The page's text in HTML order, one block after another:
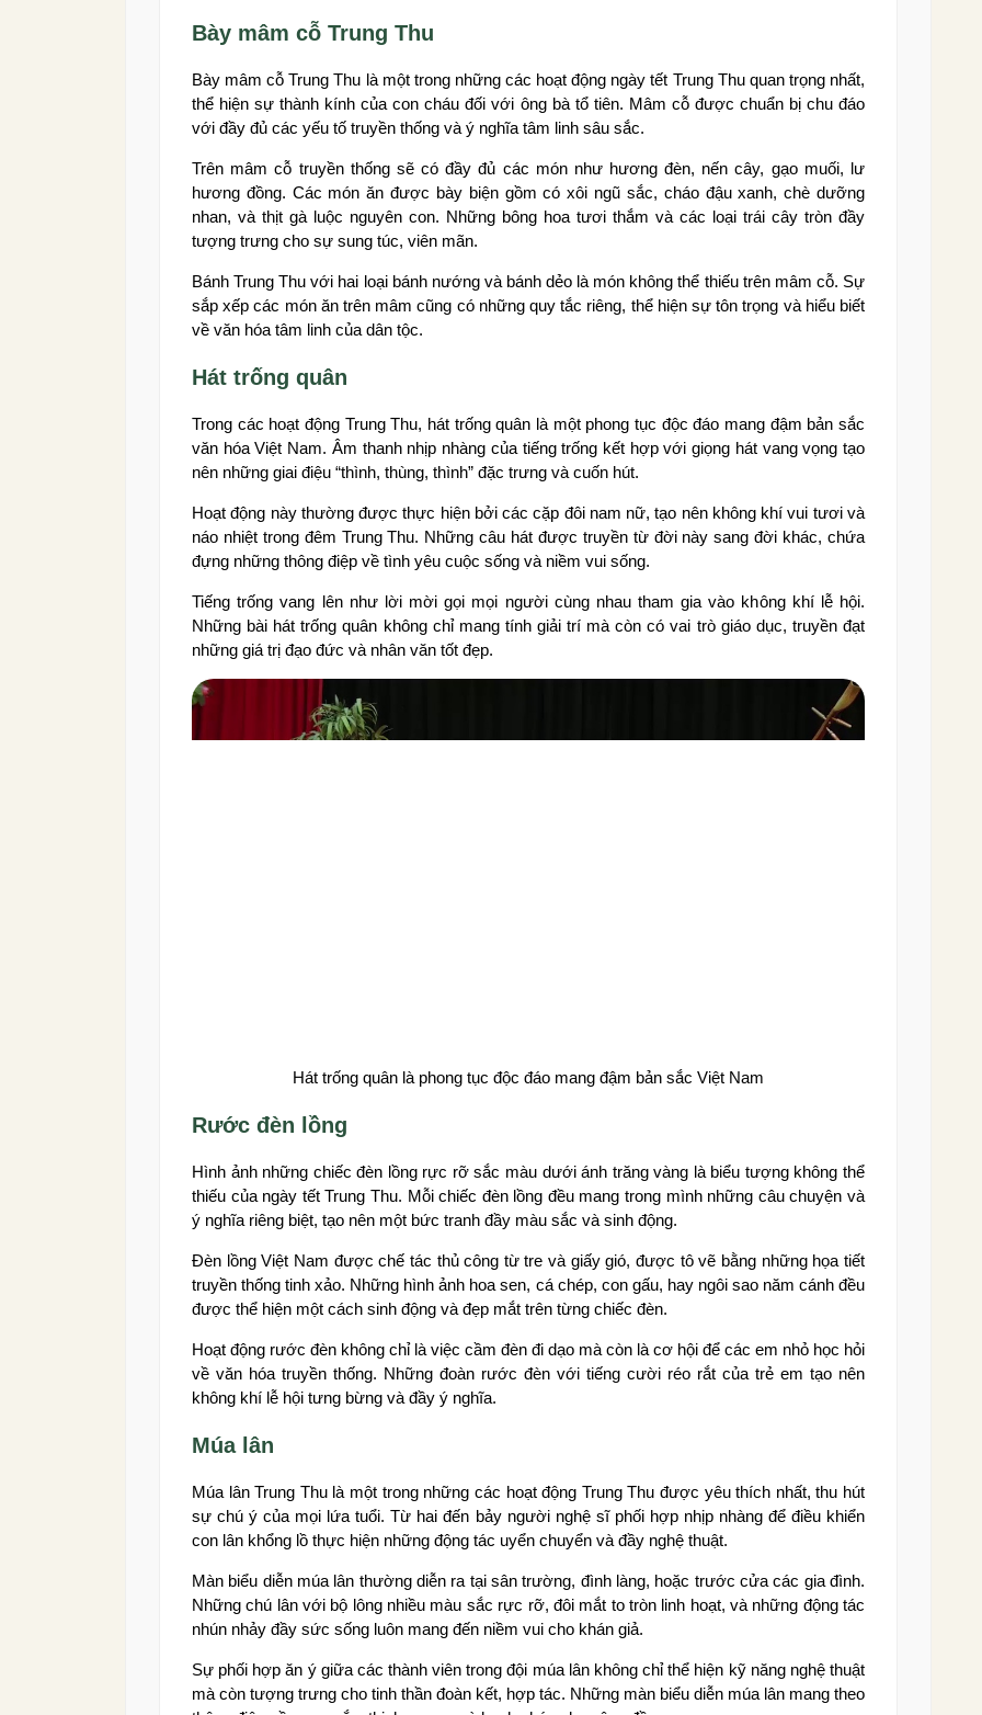
Bày mâm cỗ Trung Thu
Bày mâm cỗ Trung Thu là một trong những các hoạt động ngày tết Trung Thu quan trọng nhất,
thể hiện sự thành kính của con cháu đối với ông bà tổ tiên. Mâm cỗ được chuẩn bị chu đáo
với đầy đủ các yếu tố truyền thống và ý nghĩa tâm linh sâu sắc.
Trên mâm cỗ truyền thống sẽ có đầy đủ các món như hương đèn, nến cây, gạo muối, lư
hương đồng. Các món ăn được bày biện gồm có xôi ngũ sắc, cháo đậu xanh, chè dưỡng
nhan, và thịt gà luộc nguyên con. Những bông hoa tươi thắm và các loại trái cây tròn đầy
tượng trưng cho sự sung túc, viên mãn.
Bánh Trung Thu với hai loại bánh nướng và bánh dẻo là món không thể thiếu trên mâm cỗ. Sự
sắp xếp các món ăn trên mâm cũng có những quy tắc riêng, thể hiện sự tôn trọng và hiểu biết
về văn hóa tâm linh của dân tộc.
Hát trống quân
Trong các hoạt động Trung Thu, hát trống quân là một phong tục độc đáo mang đậm bản sắc
văn hóa Việt Nam. Âm thanh nhịp nhàng của tiếng trống kết hợp với giọng hát vang vọng tạo
nên những giai điệu “thình, thùng, thình” đặc trưng và cuốn hút.
Hoạt động này thường được thực hiện bởi các cặp đôi nam nữ, tạo nên không khí vui tươi và
náo nhiệt trong đêm Trung Thu. Những câu hát được truyền từ đời này sang đời khác, chứa
đựng những thông điệp về tình yêu cuộc sống và niềm vui sống.
Tiếng trống vang lên như lời mời gọi mọi người cùng nhau tham gia vào không khí lễ hội.
Những bài hát trống quân không chỉ mang tính giải trí mà còn có vai trò giáo dục, truyền đạt
những giá trị đạo đức và nhân văn tốt đẹp.
Hát trống quân là phong tục độc đáo mang đậm bản sắc Việt Nam
Rước đèn lồng
Hình ảnh những chiếc đèn lồng rực rỡ sắc màu dưới ánh trăng vàng là biểu tượng không thể
thiếu của ngày tết Trung Thu. Mỗi chiếc đèn lồng đều mang trong mình những câu chuyện và
ý nghĩa riêng biệt, tạo nên một bức tranh đầy màu sắc và sinh động.
Đèn lồng Việt Nam được chế tác thủ công từ tre và giấy gió, được tô vẽ bằng những họa tiết
truyền thống tinh xảo. Những hình ảnh hoa sen, cá chép, con gấu, hay ngôi sao năm cánh đều
được thể hiện một cách sinh động và đẹp mắt trên từng chiếc đèn.
Hoạt động rước đèn không chỉ là việc cầm đèn đi dạo mà còn là cơ hội để các em nhỏ học hỏi
về văn hóa truyền thống. Những đoàn rước đèn với tiếng cười réo rắt của trẻ em tạo nên
không khí lễ hội tưng bừng và đầy ý nghĩa.
Múa lân
Múa lân Trung Thu là một trong những các hoạt động Trung Thu được yêu thích nhất, thu hút
sự chú ý của mọi lứa tuổi. Từ hai đến bảy người nghệ sĩ phối hợp nhịp nhàng để điều khiển
con lân khổng lồ thực hiện những động tác uyển chuyển và đầy nghệ thuật.
Màn biểu diễn múa lân thường diễn ra tại sân trường, đình làng, hoặc trước cửa các gia đình.
Những chú lân với bộ lông nhiều màu sắc rực rỡ, đôi mắt to tròn linh hoạt, và những động tác
nhún nhảy đầy sức sống luôn mang đến niềm vui cho khán giả.
Sự phối hợp ăn ý giữa các thành viên trong đội múa lân không chỉ thể hiện kỹ năng nghệ thuật
mà còn tượng trưng cho tinh thần đoàn kết, hợp tác. Những màn biểu diễn múa lân mang theo